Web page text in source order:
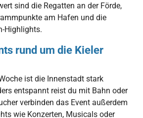
sind die Regatten an der Förde,
am Hafen und die
Highlights.
rund um die Kieler
ist die Innenstadt stark
entspannt reist du mit Bahn oder
verbinden das Event außerdem
wie Konzerten, Musicals oder